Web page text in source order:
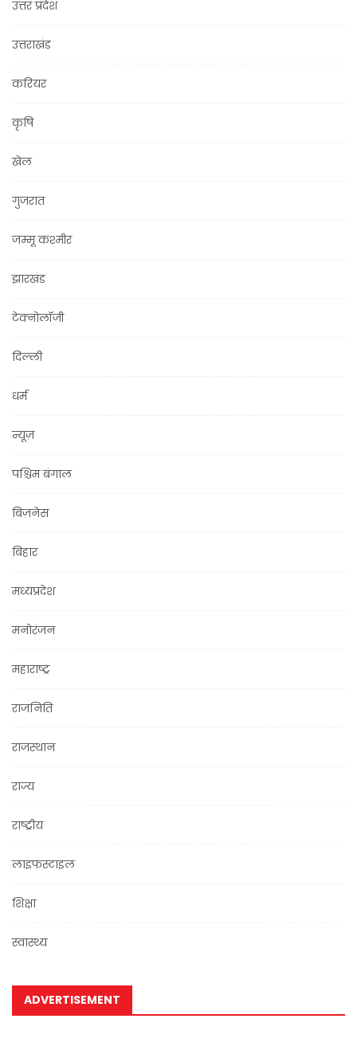
उत्तर प्रदेश
उत्तराखंड
करियर
कृषि
खेल
गुजरात
जम्मू कश्मीर
झारखंड
टेक्नोलॉजी
दिल्ली
धर्म
न्यूज़
पश्चिम बंगाल
बिज़नेस
बिहार
मध्यप्रदेश
मनोरंजन
महाराष्ट्र
राजनिति
राजस्थान
राज्य
राष्ट्रीय
लाइफस्टाइल
शिक्षा
स्वास्थ्य
ADVERTISEMENT